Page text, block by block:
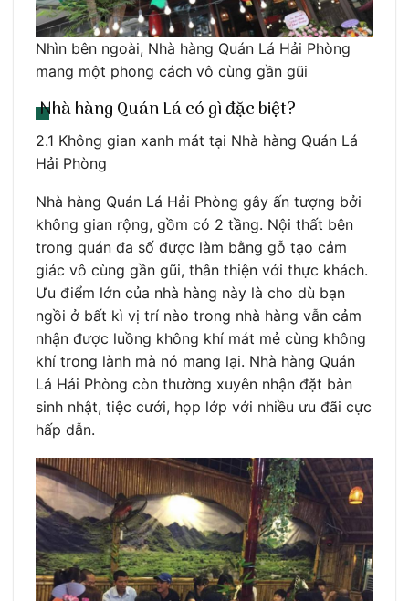
Nhìn bên ngoài, Nhà hàng Quán Lá Hải Phòng
mang một phong cách vô cùng gần gũi
Nhà hàng Quán Lá có gì đặc biệt?
2.1 Không gian xanh mát tại Nhà hàng Quán Lá
Hải Phòng
Nhà hàng Quán Lá Hải Phòng gây ấn tượng bởi
không gian rộng, gồm có 2 tầng. Nội thất bên
trong quán đa số được làm bằng gỗ tạo cảm
giác vô cùng gần gũi, thân thiện với thực khách.
Ưu điểm lớn của nhà hàng này là cho dù bạn
ngồi ở bất kì vị trí nào trong nhà hàng vẫn cảm
nhận được luồng không khí mát mẻ cùng không
khí trong lành mà nó mang lại. Nhà hàng Quán
Lá Hải Phòng còn thường xuyên nhận đặt bàn
sinh nhật, tiệc cưới, họp lớp với nhiều ưu đãi cực
hấp dẫn.